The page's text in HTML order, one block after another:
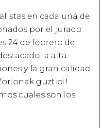
en cada una de
por el jurado
24 de febrero de
la alta
y la gran calidad
guztioi!
cuales son los